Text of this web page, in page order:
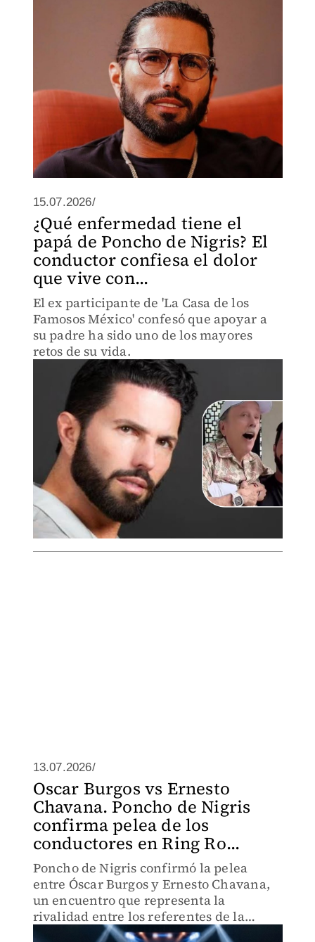
15.07.2026/
¿Qué enfermedad tiene el
papá de Poncho de Nigris? El
conductor confiesa el dolor
que vive con...
El ex participante de 'La Casa de los
Famosos México' confesó que apoyar a
su padre ha sido uno de los mayores
retos de su vida.
13.07.2026/
Oscar Burgos vs Ernesto
Chavana. Poncho de Nigris
confirma pelea de los
conductores en Ring Ro...
Poncho de Nigris confirmó la pelea
entre Óscar Burgos y Ernesto Chavana,
un encuentro que representa la
rivalidad entre los referentes de la
televisión regia.